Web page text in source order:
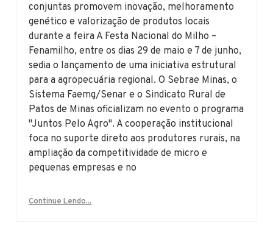
conjuntas promovem inovação, melhoramento
genético e valorização de produtos locais
durante a feira A Festa Nacional do Milho –
Fenamilho, entre os dias 29 de maio e 7 de junho,
sedia o lançamento de uma iniciativa estrutural
para a agropecuária regional. O Sebrae Minas, o
Sistema Faemg/Senar e o Sindicato Rural de
Patos de Minas oficializam no evento o programa
"Juntos Pelo Agro". A cooperação institucional
foca no suporte direto aos produtores rurais, na
ampliação da competitividade de micro e
pequenas empresas e no
Continue Lendo...